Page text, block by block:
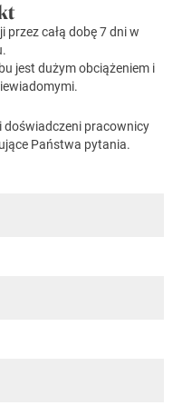
całą dobę 7 dni w
jest dużym obciążeniem i
doświadczeni pracownicy
Państwa pytania.